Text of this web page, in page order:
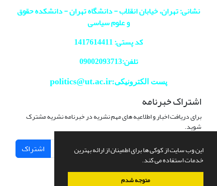
این وب سایت از کوکی ها برای اطمینان از ارائه بهترین
خدمات استفاده می کند.
متوجه شدم
نشانی: تهران، خیابان انقلاب - دانشگاه تهران - دانشکده حقوق
و علوم سیاسی
کد پستی: 1417614411
تلفن:09002093713
پست الکترونیکی:politics@ut.ac.ir
اشتراک خبرنامه
برای دریافت اخبار و اطلاعیه های مهم نشریه در خبرنامه نشریه مشترک
شوید.
اشتراک